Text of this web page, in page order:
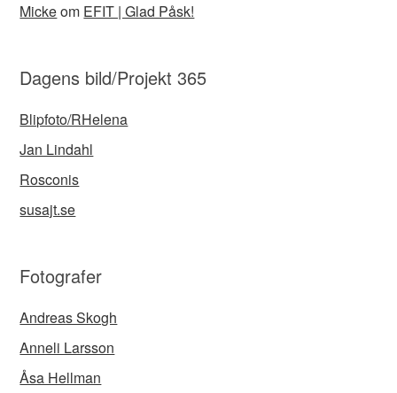
Mickeom EFIT | Glad Påsk!
Dagens bild/Projekt 365
Blipfoto/RHelena
Jan Lindahl
Rosconis
susajt.se
Fotografer
Andreas Skogh
Anneli Larsson
Åsa Hellman